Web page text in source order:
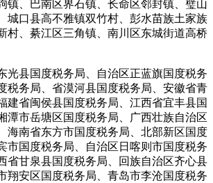
镇、巴南区界石镇、长命区邻封镇、璧山
城口县高不雅镇双竹村、彭水苗族土家族
村、綦江区三角镇、南川区东城街道高桥
县国度税务局、自治区正蓝旗国度税务
税务局、省漠河县国度税务局、安徽省青
建省闽侯县国度税务局、江西省宜丰县国
潭市岳塘区国度税务局、广西壮族自治区
海南省东方市国度税务局、北部新区国度
市国度税务局、自治区日喀则市国度税务
省甘泉县国度税务局、回族自治区齐心县
翔安区国度税务局、青岛市李沧国度税务